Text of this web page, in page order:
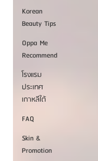
Korean
Beauty Tips
Oppa Me
Recommend
โรงแรม
ประเทศ
เกาหลีใต้
FAQ
Skin &
Promotion